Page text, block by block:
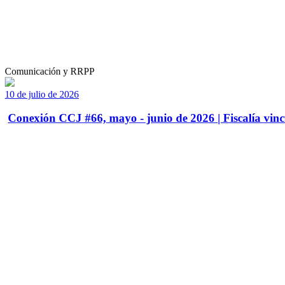
Comunicación y RRPP
10 de julio de 2026
Conexión CCJ #66, mayo - junio de 2026 | Fiscalía